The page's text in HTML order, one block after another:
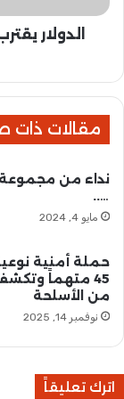
غ
ـ
ـ
د
ر
ت
ا
ل
س
د
ن
ق
0
0
.
.
ا
ل
ج
ن
ه
ل
مقالات ذات
نداء من
…..
مايو 4, 2024
حملة أمنية
45 متهماً
من الأسلحة
نوفمبر 14, 2025
اترك تعليقاً